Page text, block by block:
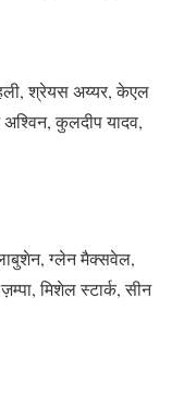
श्रेयस अय्यर, केएल
अश्विन, कुलदीप यादव,
लाबुशेन, ग्लेन मैक्सवेल,
मिशेल स्टार्क, सीन